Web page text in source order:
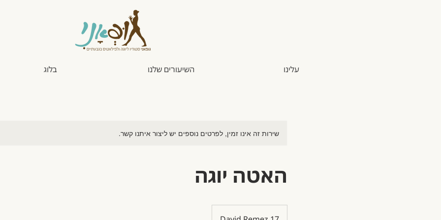
עלינו השיעורים שלנו בלוג
שירות זה אינו זמין, לפרטים נוספים יש ליצור איתנו קשר.
האטה יוגה